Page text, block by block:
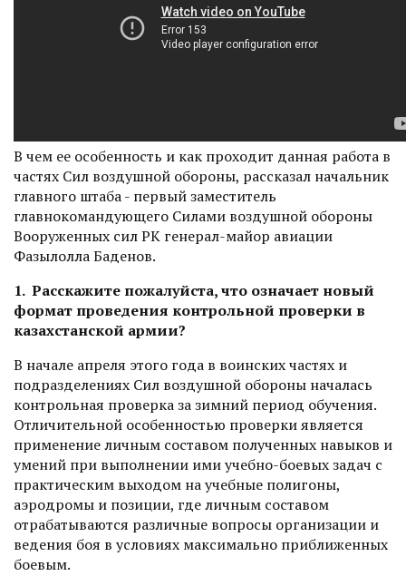
В чем ее особенность и как проходит данная работа в
частях Сил воздушной обороны, рассказал начальник
главного штаба - первый заместитель
главнокомандующего Силами воздушной обороны
Вооруженных сил РК генерал-майор авиации
Фазылолла Баденов.
1. Расскажите пожалуйста, что означает новый
формат проведения контрольной проверки в
казахстанской армии?
В начале апреля этого года в воинских частях и
подразделениях Сил воздушной обороны началась
контрольная проверка за зимний период обучения.
Отличительной особенностью проверки является
применение личным составом полученных навыков и
умений при выполнении ими учебно-боевых задач с
практическим выходом на учебные полигоны,
аэродромы и позиции, где личным составом
отрабатываются различные вопросы организации и
ведения боя в условиях максимально приближенных
боевым.